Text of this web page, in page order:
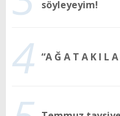
söyleyeyim!
4 “A Ğ A T A K I L